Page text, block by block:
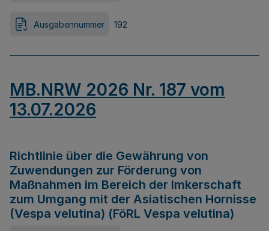
Ausgabennummer 192
MB.NRW 2026 Nr. 187 vom
13.07.2026
Richtlinie über die Gewährung von
Zuwendungen zur Förderung von
Maßnahmen im Bereich der Imkerschaft
zum Umgang mit der Asiatischen Hornisse
(Vespa velutina) (FöRL Vespa velutina)